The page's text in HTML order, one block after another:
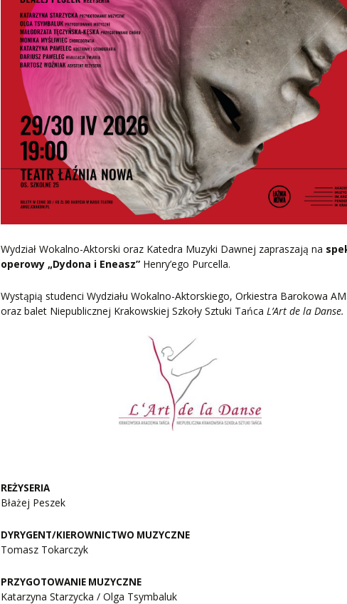
Wydział Wokalno-Aktorski oraz Katedra Muzyki Dawnej zapraszają na
operowy „Dydona i Eneasz” Henry’ego Purcella.
Wystąpią studenci Wydziału Wokalno-Aktorskiego, Orkiestra Barokowa
oraz balet Niepublicznej Krakowskiej Szkoły Sztuki Tańca L’Art de la Danse.
REŻYSERIA
Błażej Peszek
DYRYGENT/KIEROWNICTWO MUZYCZNE
Tomasz Tokarczyk
PRZYGOTOWANIE MUZYCZNE
Katarzyna Starzycka / Olga Tsymbaluk